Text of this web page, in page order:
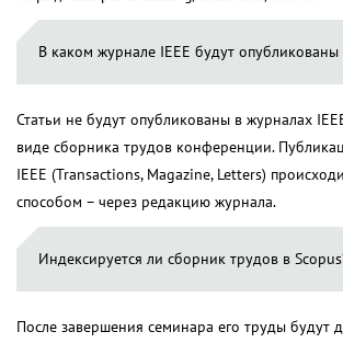
В каком журнале IEEE будут опубликованы
Статьи не будут опубликованы в журналах
виде сборника трудов конференции.
IEEE (Transactions, Magazine, Letters)
способом – через редакцию журнала.
Индексируется ли сборник трудов в
После завершения семинара его труды будут